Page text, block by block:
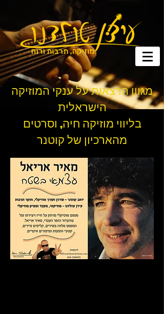
מגוון הרצאות על ענקי המוזיקה
הישראלית
בליווי מוזיקה חיה, וסרטים
מהארכיון של קוטנר